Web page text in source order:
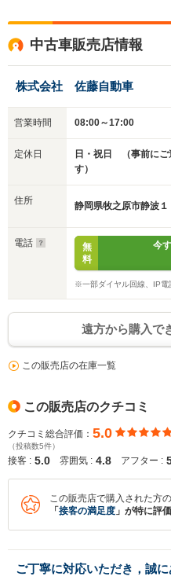
中古車販売店情報
株式会社 佐藤自動車
営業時間 08:00～17:00
定休日
日・祝日 （事前にご
す）
住所 静岡県牧之原市静波１
電話
無
料
今
※一部ダイヤル回線、IP電
遠方から購入で
この販売店の在庫一覧
この販売店のクチコミ
クチコミ総合評価： 5.0
（投稿数5件）
接客 : 5.0 雰囲気 : 4.8 アフター :
この販売店で購入された方
「 接客の満足度 」が特に評
ご丁寧に対応いただき，誠
※次回問い合わせをす
いいえ